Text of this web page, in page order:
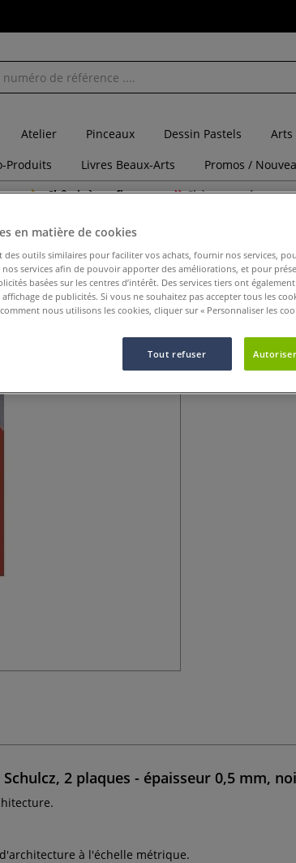
Atelier Pinceaux Dessin Pastels
Arts
Produits Livres Beaux-Arts Promos /
Châssis à configurer Chèques cadeaux
polystyrène mat pour maquettes d'architecte Schulcz
Plaque
Plaque de
d'architecture.
2 plaques - épaisseur 0,5 mm,
à l'échelle métrique.
en matière de cookies
des outils similaires pour faciliter vos achats, fournir nos services,
services afin de pouvoir apporter des améliorations, et pour
basées sur les centres d’intérêt. Des services tiers ont
de publicités. Si vous ne souhaitez pas accepter tous les
nous utilisons les cookies, cliquer sur « Personnaliser les
Tout refuser